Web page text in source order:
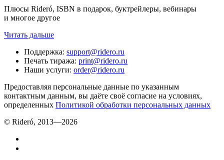
Плюсы Rideró, ISBN в подарок, буктрейлеры, вебинары
и многое другое
Читать дальше
Поддержка: support@ridero.ru
Печать тиража: print@ridero.ru
Наши услуги: order@ridero.ru
Предоставляя персональные данные по указанным
контактным данным, вы даёте своё согласие на условиях,
определенных Политикой обработки персональных данных
© Rideró, 2013—2026